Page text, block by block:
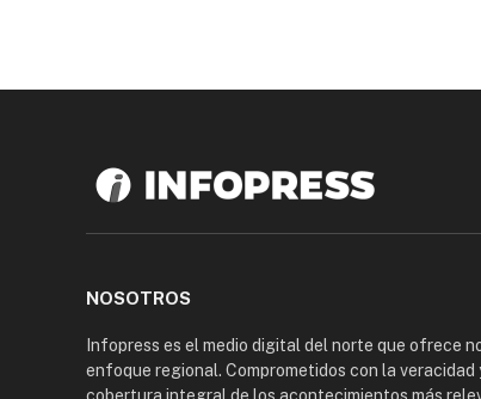
NOSOTROS
Infopress es el medio digital del norte que ofrece
enfoque regional. Comprometidos con la veracidad